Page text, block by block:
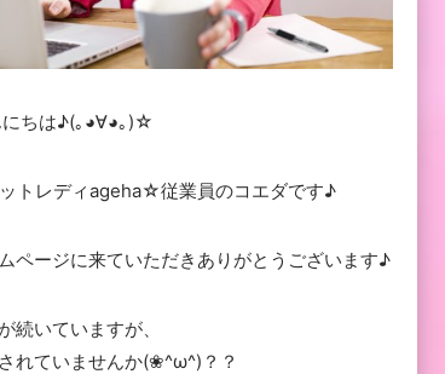
にちは♪(｡◕∀◕｡)☆
トレディageha☆従業員のコエダです♪
ページに来ていただきありがとうございます♪
続いていますが、
れていませんか(❀^ω^)？？